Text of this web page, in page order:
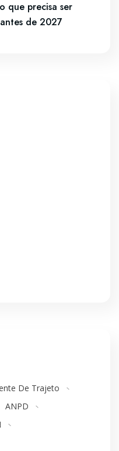
que precisa ser
de 2027
De Trajeto
ANPD